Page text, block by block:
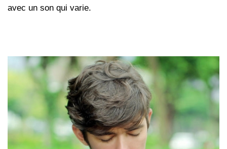
avec un son qui varie.